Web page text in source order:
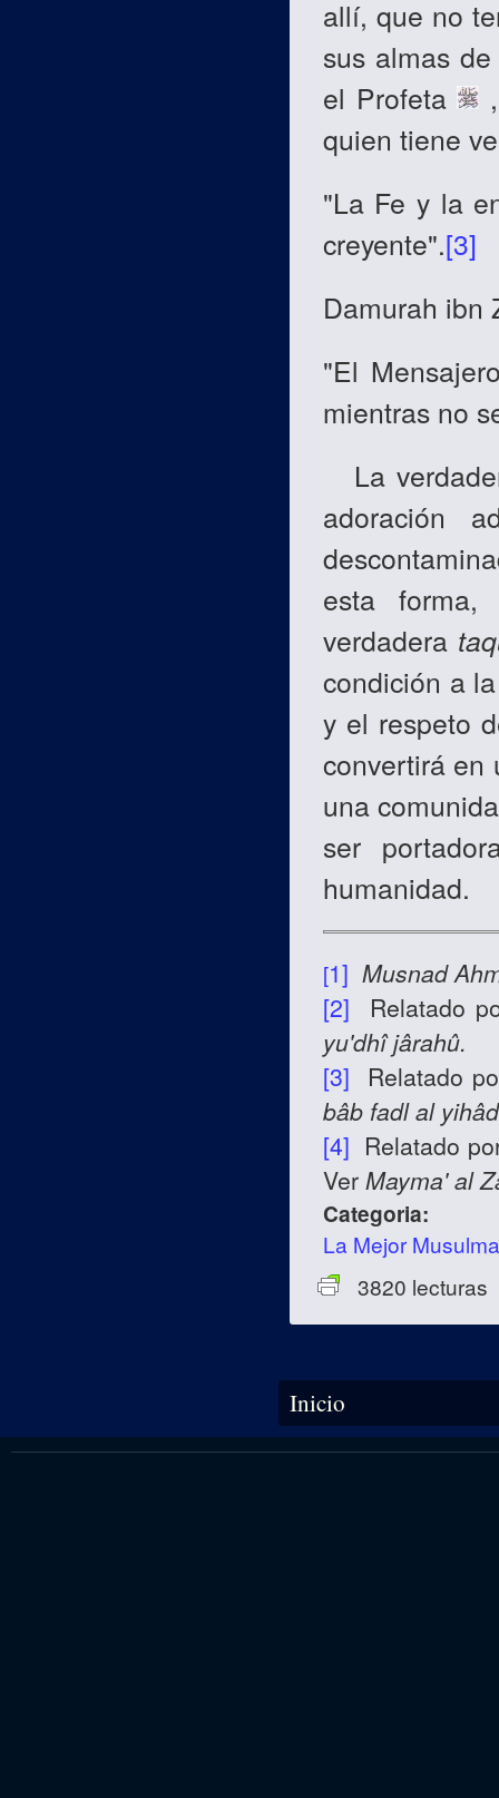
allí, que no
sus almas
el Profeta
quien tiene
"La Fe y la
creyente".[3]
Damurah ibn
"El
mientras no
La
adoración
esta
verdadera
condición a
y el respeto
convertirá en
una
ser
humanidad.
[1] Musnad
[2] Relatado
yu'dhî jârahû.
[3] Relatado
bâb fadl al yihâd
[4] Relatado
Ver Mayma' al
Categoria:
La Mejor
3820 lecturas
Se encuentra usted aquí
Inicio